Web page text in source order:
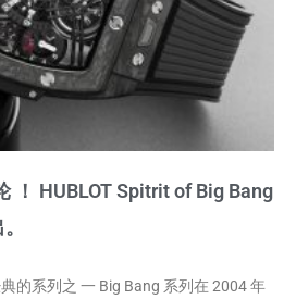
！ HUBLOT Spitrit of Big Bang
的系列之 一 Big Bang 系列在 2004 年